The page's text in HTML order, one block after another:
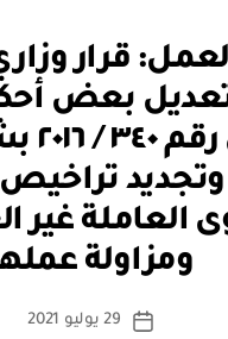
بتعديل بعض
وتجديد
العاملة غير
ومزاولة
كاتب
بو
س
ة
تاريخ
29 يوليو 2021